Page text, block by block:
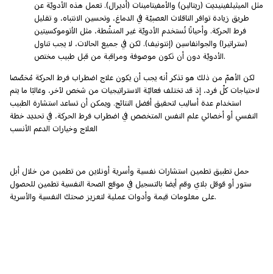
مثل الميثيلفينيديت (ريتالين) والأمفيتامينات (أديرال). تعمل هذه الأدويّة عن
طريق زيادة توافر الناقلات العصبيّة في الدماغ، وتحسين الانتباه، و تقليل
فرط الحركة. وأحيانًا تُستخدم الأدويّة غير المنشّطة، مثل الأتوموكسيتين
(ستراتيرا) والجوانفاسين (إنتونيف). لكن في جميع الحالات، لا يجب تناول
الأدويّة دون أن تكون موصوفة ومراقبة من قبل طبيب مختص.
لكن الأهمّ من ذلك هو تذكر أنه يجب أن يكون علاج اضطراب فرط الحركة مُخصّصا
لاحتياجات كلّ فرد، إذ قد تختلف فعاليّة الاستراتيجيات من شخص لآخر، وغالبًا ما يتم
استخدام عدة أساليب لتحقيق أفضل النتائج. ويمكن أن تساعد استشارة الطبيب
النفسي أو أخصائي علم النفس المتخصص في اضطراب فرط الحركة، في تحديد خطة
العلاج وخيارات الدعم الأنسب
حمل تطبيق تطمين استشارات نفسية وأسرية أونلاين من تطمين من خلال أبل
ستور أو قوقل بلاي وقم أيضا بالتسجيل في موقع الصحة النفسية تطمين للحصول
على معلومات قيمة وأدوات عملية لتعزيز صحتك النفسية والأسرية.